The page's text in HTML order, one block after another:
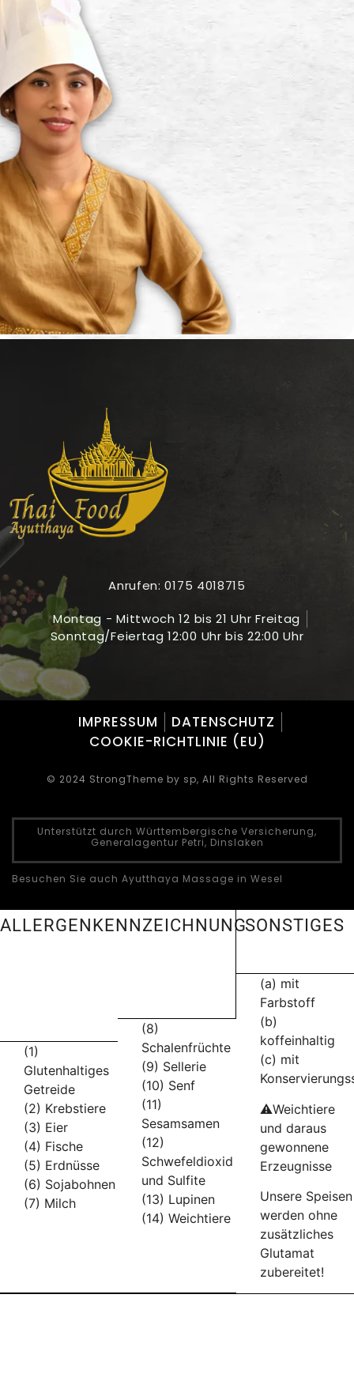
Anrufen: 0175 4018715
Montag - Mittwoch 12 bis 21 Uhr Freitag
Sonntag/Feiertag 12:00 Uhr bis 22:00 Uhr
IMPRESSUM
DATENSCHUTZ
COOKIE-RICHTLINIE (EU)
© 2024 StrongTheme by sp, All Rights Reserved
Unterstützt durch Württembergische Versicherung,
Generalagentur Petri, Dinslaken
Besuchen Sie auch Ayutthaya Massage in Wesel
ALLERGENKENNZEICHNUNG
(1)
Glutenhaltiges
Getreide
(2) Krebstiere
(3) Eier
(4) Fische
(5) Erdnüsse
(6) Sojabohnen
(7) Milch
(8)
Schalenfrüchte
(9) Sellerie
(10) Senf
(11)
Sesamsamen
(12)
Schwefeldioxid
und Sulfite
(13) Lupinen
(14) Weichtiere
SONSTIGES
(a) mit
Farbstoff
(b)
koffeinhaltig
(c) mit
⚠️Weichtiere
und daraus
gewonnene
Erzeugnisse
Unsere Speisen
werden ohne
zusätzliches
Glutamat
zubereitet!